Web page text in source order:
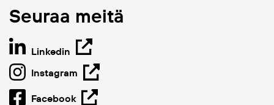
Seuraa meitä
Linkedin
Instagram
Facebook